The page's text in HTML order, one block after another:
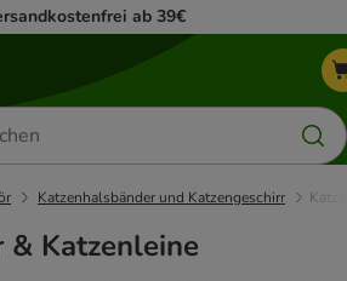
ab 39€
Katzenhalsbänder und Katzengeschirr
& Katzenleine